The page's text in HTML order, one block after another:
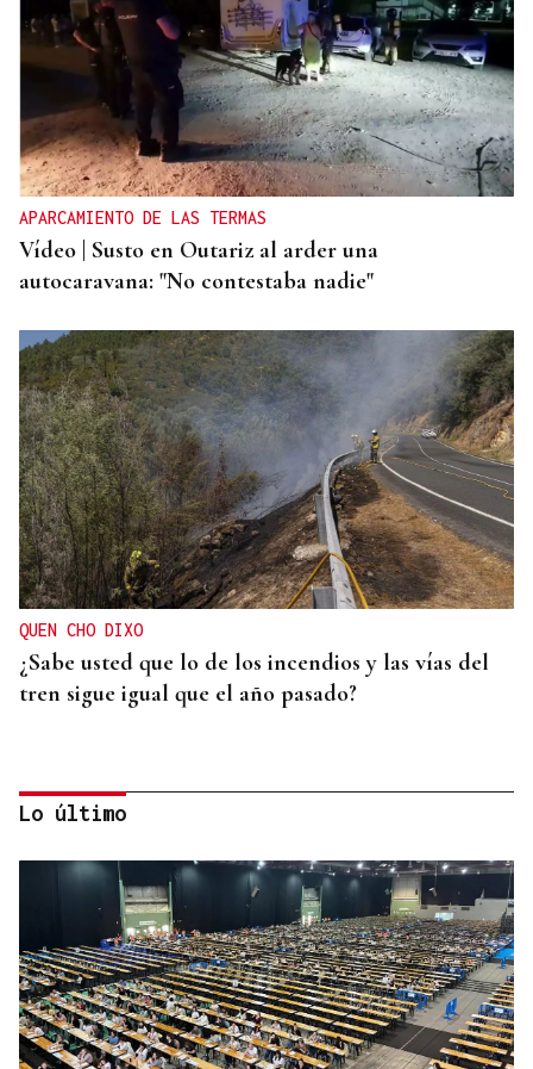
APARCAMIENTO DE LAS TERMAS
Vídeo | Susto en Outariz al arder una
autocaravana: "No contestaba nadie"
QUEN CHO DIXO
¿Sabe usted que lo de los incendios y las vías del
tren sigue igual que el año pasado?
HELICOPTERO MEDICALIZADO
Lo último